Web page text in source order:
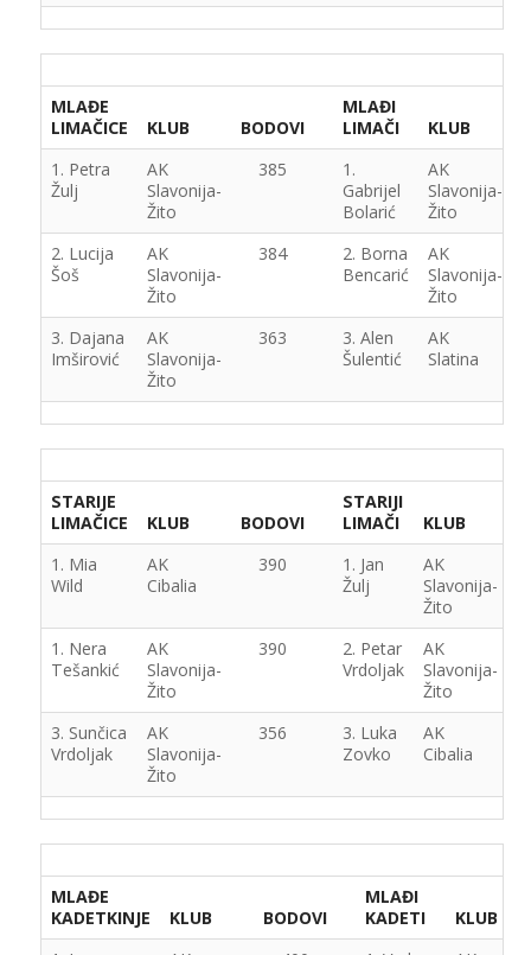
MLAĐE
LIMAČICE
KLUB BODOVI
MLAĐI
LIMAČI
KLUB
1. Petra
Žulj
AK
Slavonija-
Žito
385
1.
Gabrijel
Bolarić
AK
Slavonija-
Žito
2. Lucija
Šoš
AK
Slavonija-
Žito
384
2. Borna
Bencarić
AK
Slavonija-
Žito
3. Dajana
Imširović
AK
Slavonija-
Žito
363
3. Alen
Šulentić
AK
Slatina
STARIJE
LIMAČICE
KLUB BODOVI
STARIJI
LIMAČI
KLUB
1. Mia
Wild
AK
Cibalia
390
1. Jan
Žulj
AK
Slavonija-
Žito
1. Nera
Tešankić
AK
Slavonija-
Žito
390
2. Petar
Vrdoljak
AK
Slavonija-
Žito
3. Sunčica
Vrdoljak
AK
Slavonija-
Žito
356
3. Luka
Zovko
AK
Cibalia
MLAĐE
KADETKINJE
KLUB BODOVI
MLAĐI
KADETI
KLUB